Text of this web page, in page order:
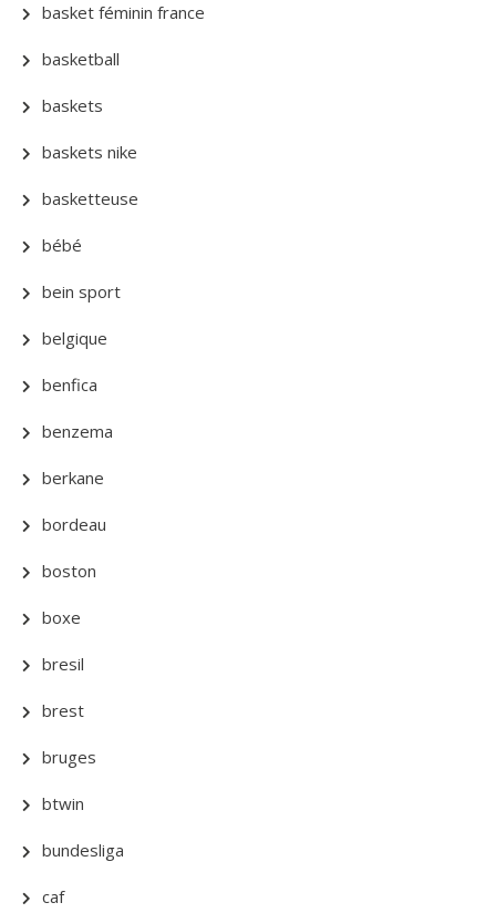
basket féminin france
basketball
baskets
baskets nike
basketteuse
bébé
bein sport
belgique
benfica
benzema
berkane
bordeau
boston
boxe
bresil
brest
bruges
btwin
bundesliga
caf